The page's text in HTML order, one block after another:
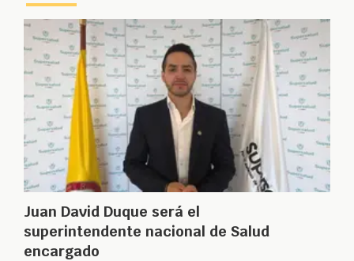
Juan David Duque será el
superintendente nacional de Salud
encargado